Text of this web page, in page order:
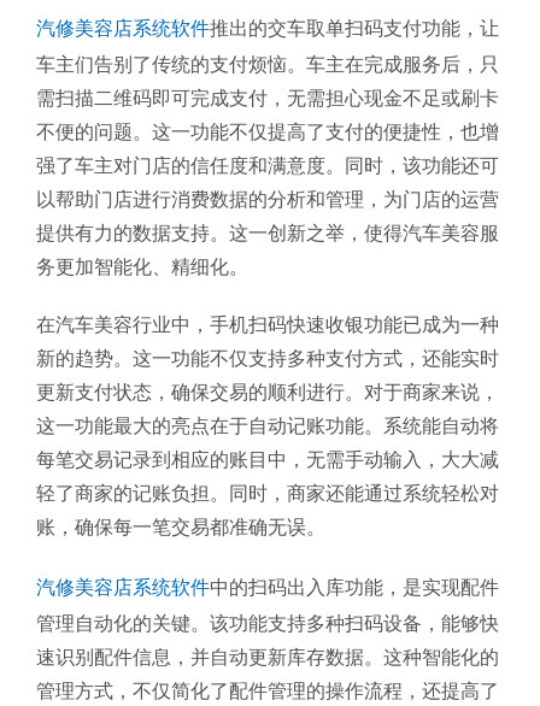
汽修美容店系统软件推出的交车取单扫码支付功能，让
车主们告别了传统的支付烦恼。车主在完成服务后，只
需扫描二维码即可完成支付，无需担心现金不足或刷卡
不便的问题。这一功能不仅提高了支付的便捷性，也增
强了车主对门店的信任度和满意度。同时，该功能还可
以帮助门店进行消费数据的分析和管理，为门店的运营
提供有力的数据支持。这一创新之举，使得汽车美容服
务更加智能化、精细化。
在汽车美容行业中，手机扫码快速收银功能已成为一种
新的趋势。这一功能不仅支持多种支付方式，还能实时
更新支付状态，确保交易的顺利进行。对于商家来说，
这一功能最大的亮点在于自动记账功能。系统能自动将
每笔交易记录到相应的账目中，无需手动输入，大大减
轻了商家的记账负担。同时，商家还能通过系统轻松对
账，确保每一笔交易都准确无误。
汽修美容店系统软件中的扫码出入库功能，是实现配件
管理自动化的关键。该功能支持多种扫码设备，能够快
速识别配件信息，并自动更新库存数据。这种智能化的
管理方式，不仅简化了配件管理的操作流程，还提高了